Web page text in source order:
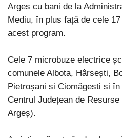
Argeș cu bani de la
Mediu, în plus față de cele
acest program.
Cele 7 microbuze electrice
comunele Albota, Hârsești,
Pietroșani și Ciomăgești și
Centrul Județean de
Argeș).